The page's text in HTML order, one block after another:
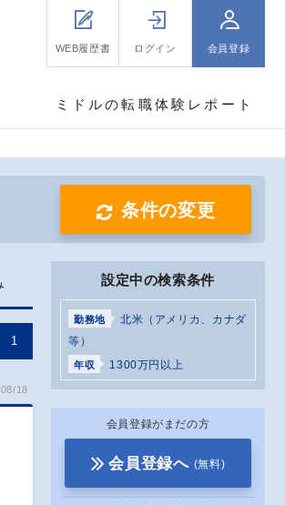
WEB履歴書 ログイン 会員登録
ミドルの転職体験レポート
条件の変更
1
18
設定中の検索条件
勤務地
北米（アメリカ、カナダ
等）
年収 1300万円以上
会員登録がまだの方
会員登録へ (無料)